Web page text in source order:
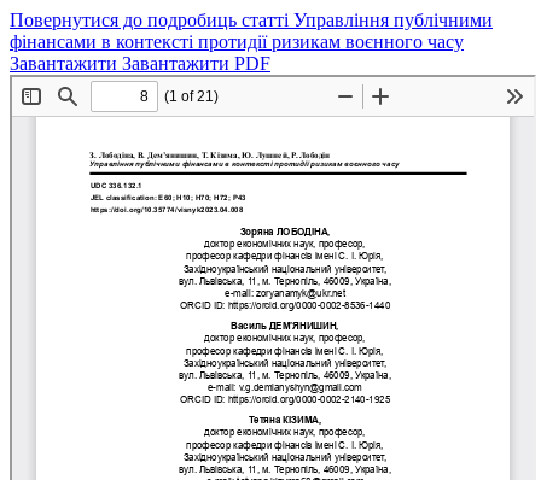
Повернутися до подробиць статті Управління публічними
фінансами в контексті протидії ризикам воєнного часу
Завантажити Завантажити PDF